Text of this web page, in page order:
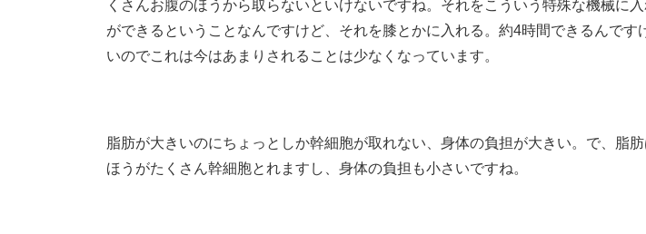
くさんお腹のほうから取らないといけないですね。それをこういう特殊な機械に
ができるということなんですけど、それを膝とかに入れる。約4時間できるんです
いのでこれは今はあまりされることは少なくなっています。
脂肪が大きいのにちょっとしか幹細胞が取れない、身体の負担が大きい。で、脂
ほうがたくさん幹細胞とれますし、身体の負担も小さいですね。